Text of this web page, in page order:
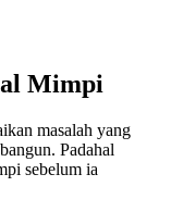
Mimpi
masalah yang
Padahal
sebelum ia